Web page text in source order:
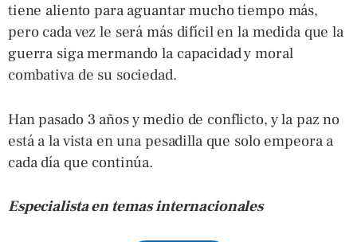
tiene aliento para aguantar mucho tiempo más,
pero cada vez le será más difícil en la medida que la
guerra siga mermando la capacidad y moral
combativa de su sociedad.
Han pasado 3 años y medio de conflicto, y la paz no
está a la vista en una pesadilla que solo empeora a
cada día que continúa.
Especialista en temas internacionales